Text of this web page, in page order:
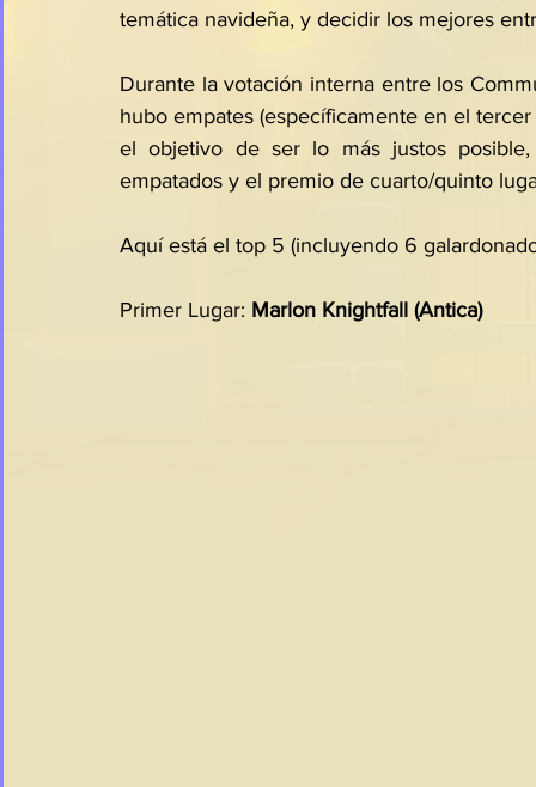
temática navideña, y decidir los mejores
Durante la votación interna entre los
hubo empates (específicamente en el
el objetivo de ser lo más justos
empatados y el premio de cuarto/quinto
Aquí está el top 5 (incluyendo 6
Primer Lugar: Marlon Knightfall (Antica)